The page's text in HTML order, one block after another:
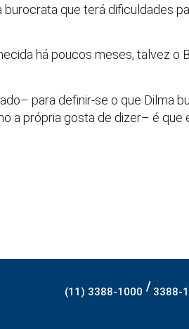
que terá dificuldades
há poucos meses, talvez o
para definir-se o que Dilma
a própria gosta de dizer– é
(11) 3388-1000 / 3388-